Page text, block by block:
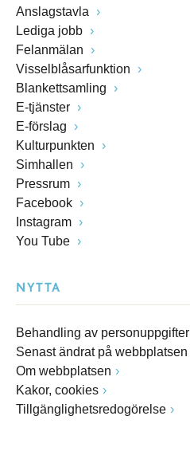
Anslagstavla
Lediga jobb
Felanmälan
Visselblåsarfunktion
Blankettsamling
E-tjänster
E-förslag
Kulturpunkten
Simhallen
Pressrum
Facebook
Instagram
You Tube
NYTTA
Behandling av personuppgifter
Senast ändrat på webbplatsen
Om webbplatsen
Kakor, cookies
Tillgänglighetsredogörelse